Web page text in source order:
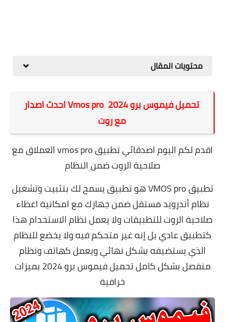
محتويات المقال
تحميل فيموس برو 2024 Vmos pro احدث اصدار
مع روت
اقدم لكم اليوم اصدقائي تطبيق vmos pro العملاق مع
صلاحية الروت ضمن النظام
تطبيق VMOS pro هو تطبيق يسمح لك بتثبيت وتشغيل
نظام أندرويد مستقل ضمن جهازك مع امكانية اعطاء
صلاحية الروت للتطبيقات ولا يعمل نظام الاستخدام هذا
كتطبيق عادي بل إنه غير متحكم فيه ولا يخضع للنظام
الذي يستضيفه بشكل نهائي ويعمل كهاتف ونظام
منفصل بشكل كامل تحميل فيموس برو 2024 بميزات
خرافية